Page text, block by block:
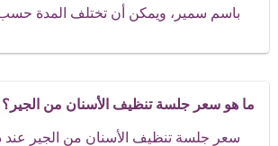
باسم سمير، ويمكن أن تختلف المدة حسب
ما هو سعر جلسة تنظيف الأسنان من الجير؟
سعر جلسة تنظيف الأسنان من الجير عند